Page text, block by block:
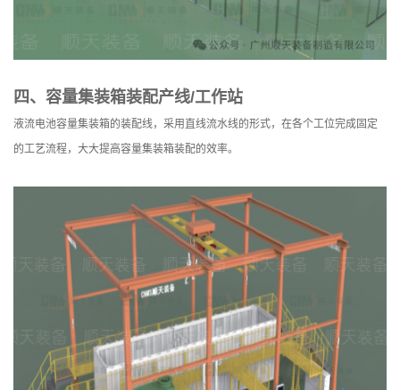
四、容量集装箱装配产线/工作站
液流电池容量集装箱的装配线，采用直线流水线的形式，在各个工位完成固定
的工艺流程，大大提高容量集装箱装配的效率。